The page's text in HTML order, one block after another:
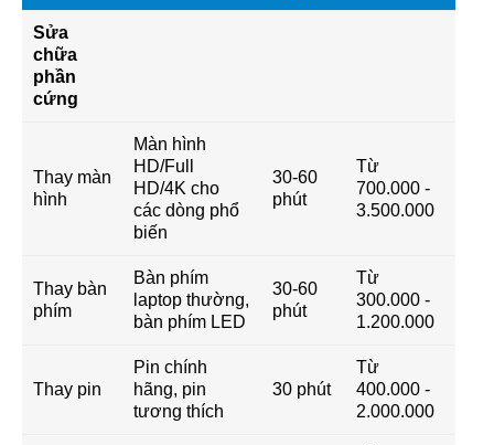
Sửa
chữa
phần
cứng
Thay màn
hình
Màn hình
HD/Full
HD/4K cho
các dòng phổ
biến
30-60
phút
Từ
700.000 -
3.500.000
Thay bàn
phím
Bàn phím
laptop thường,
bàn phím LED
30-60
phút
Từ
300.000 -
1.200.000
Thay pin
Pin chính
hãng, pin
tương thích
30 phút
Từ
400.000 -
2.000.000